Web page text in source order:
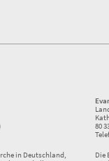
in Deutschland,
80
Die